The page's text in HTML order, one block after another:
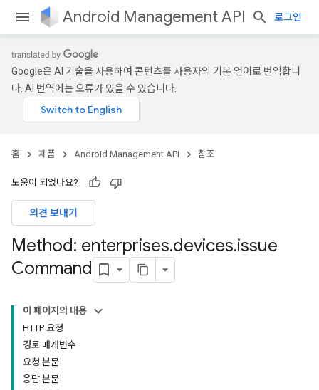
Android Management API 로그인
Google은 AI 기술을 사용하여 콘텐츠를 사용자의 기본 언어로 번역합니
다. AI 번역에는 오류가 있을 수 있습니다.
홈 제품 Android Management API 참조
도움이 되었나요?
의견 보내기
Method: enterprises.devices.issue
Command
이 페이지의 내용
HTTP 요청
경로 매개변수
요청 본문
응답 본문